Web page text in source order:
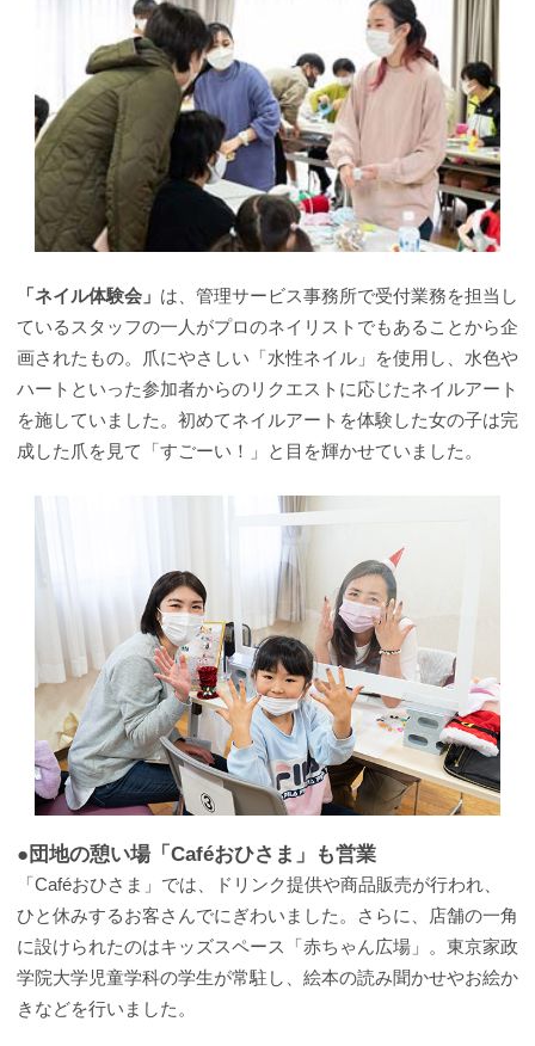
「ネイル体験会」 は、管理サービス事務所で受付業務を担当し
ているスタッフの一人がプロのネイリストでもあることから企
画されたもの。爪にやさしい「水性ネイル」を使用し、水色や
ハートといった参加者からのリクエストに応じたネイルアート
を施していました。初めてネイルアートを体験した女の子は完
成した爪を見て「すごーい！」と目を輝かせていました。
●団地の憩い場「Caféおひさま」も営業
「Caféおひさま」では、ドリンク提供や商品販売が行われ、
ひと休みするお客さんでにぎわいました。さらに、店舗の一角
に設けられたのはキッズスペース「赤ちゃん広場」。東京家政
学院大学児童学科の学生が常駐し、絵本の読み聞かせやお絵か
きなどを行いました。